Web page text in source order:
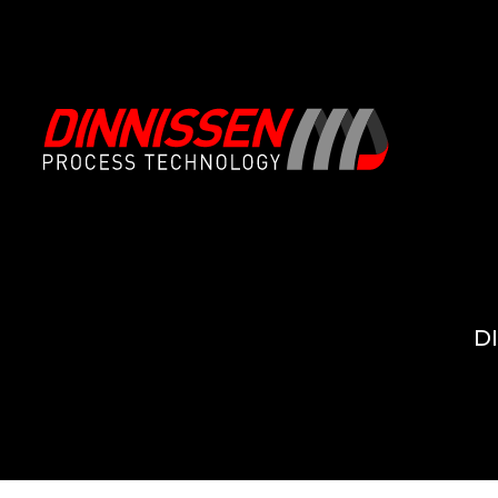
Unser Ansatz zurFörderung & Handling